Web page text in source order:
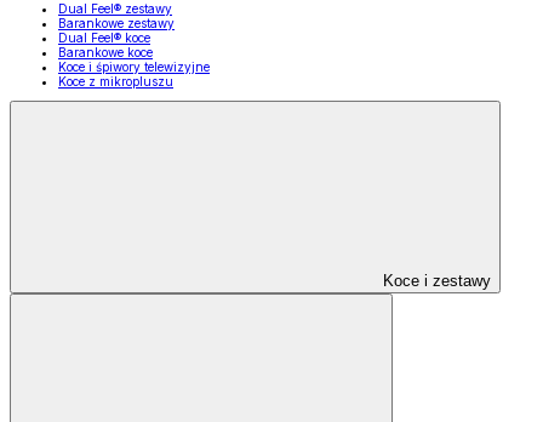
Dual Feel® zestawy
Barankowe zestawy
Dual Feel® koce
Barankowe koce
Koce i śpiwory telewizyjne
Koce z mikropluszu
Koce i zestawy